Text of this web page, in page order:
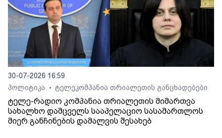
30-07-2026 16:59
პოლიტიკა
• ტელეკომპანია თრიალეთის განცხადებები
ტელე-რადიო კომპანია თრიალეთის მიმართვა
სახალხო დამცველს სააპელაციო სასამართლოს
მიერ განჩინების დამალვის შესახებ